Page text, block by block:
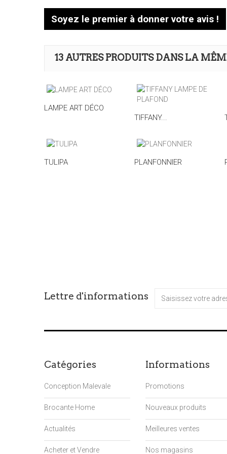
Soyez le premier à donner votre avis !
13 AUTRES PRODUITS DANS LA
LAMPE ART DÉCO
TIFFANY...
TULIPA PLANFONNIER
Lettre d'informations
Catégories
Conception Malevale
Brocante Home
Actualités
Acheter et Vendre
Informations
Promotions
Nouveaux produits
Meilleures ventes
Nos magasins